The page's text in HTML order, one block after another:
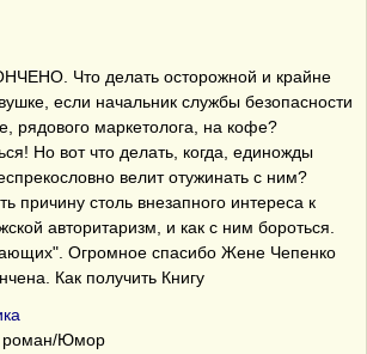
Что делать осторожной и крайне
если начальник службы безопасности
рядового маркетолога, на кофе?
Но вот что делать, когда, единожды
велит отужинать с ним?
причину столь внезапного интереса к
авторитаризм, и как с ним бороться.
Огромное спасибо Жене Чепенко
Как получить Книгу
роман/Юмор